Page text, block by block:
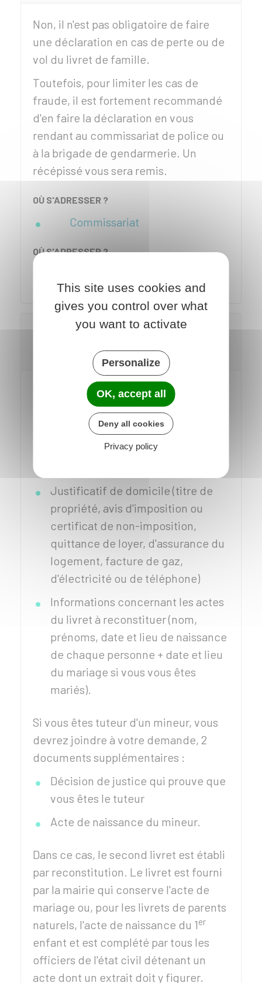
Non, il n'est pas obligatoire de faire
une déclaration en cas de perte ou de
vol du livret de famille.
Toutefois, pour limiter les cas de
fraude, il est fortement recommandé
d'en faire la déclaration en vous
rendant au commissariat de police ou
à la brigade de gendarmerie. Un
récépissé vous sera remis.
OÙ S'ADRESSER ?
Commissariat
OÙ S'ADRESSER ?
Quels documents fournir pour obtenir un
vol ou détérioration ?
Dans la pratique, si vous êtes les
parents, pour obtenir un second livret
de famille, les documents suivants
peuvent vous être demandés :
Justificatif de domicile (titre de
propriété, avis d'imposition ou
certificat de non-imposition,
quittance de loyer, d'assurance du
logement, facture de gaz,
d'électricité ou de téléphone)
Informations concernant les actes
du livret à reconstituer (nom,
prénoms, date et lieu de naissance
de chaque personne + date et lieu
du mariage si vous vous êtes
mariés).
Si vous êtes tuteur d'un mineur, vous
devrez joindre à votre demande, 2
documents supplémentaires :
Décision de justice qui prouve que
vous êtes le tuteur
Acte de naissance du mineur.
Dans ce cas, le second livret est établi
par reconstitution. Le livret est fourni
par la mairie qui conserve l'acte de
mariage ou, pour les livrets de parents
naturels, l'acte de naissance du 1er
enfant et est complété par tous les
officiers de l'état civil détenant un
acte dont un extrait doit y figurer.
This site uses cookies and
gives you control over what
you want to activate
Personalize
OK, accept all
Deny all cookies
Privacy policy